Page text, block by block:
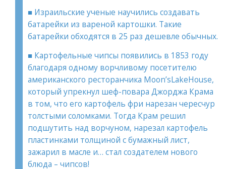
■ Израильские ученые научились создавать
батарейки из вареной картошки. Такие
батарейки обходятся в 25 раз дешевле обычных.
■ Картофельные чипсы появились в 1853 году
благодаря одному ворчливому посетителю
американского ресторанчика Moon’sLakeHouse,
который упрекнул шеф-повара Джорджа Крама
в том, что его картофель фри нарезан чересчур
толстыми соломками. Тогда Крам решил
подшутить над ворчуном, нарезал картофель
пластинками толщиной с бумажный лист,
зажарил в масле и… стал создателем нового
блюда – чипсов!